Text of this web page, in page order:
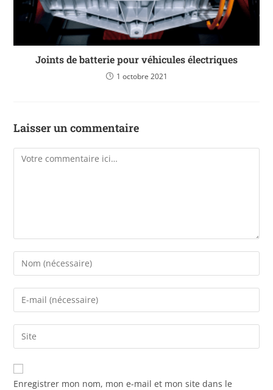
Joints de batterie pour véhicules électriques
1 octobre 2021
Laisser un commentaire
Enregistrer mon nom, mon e-mail et mon site dans le